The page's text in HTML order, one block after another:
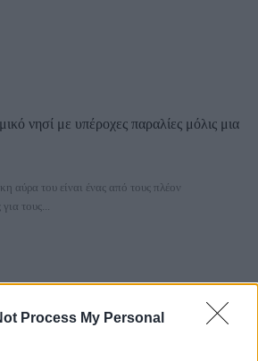
Process My Personal
νησί με υπέροχες παραλίες μόλις μια
αύρα του είναι ένας από τους πλέον
τους...